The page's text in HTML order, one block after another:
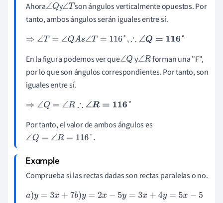
Ahora∠Qy∠Tson ángulos verticalmente opuestos. Por
tanto, ambos ángulos serán iguales entre sí.
⇒∠T=∠QAs∠T=116°,∴∠ Q=116°
En la figura podemos ver que∠Q y∠R forman una "F",
por lo que son ángulos correspondientes. Por tanto, son
iguales entre sí.
⇒∠Q=∠R∴∠R=116°
Por tanto, el valor de ambos ángulos es
∠Q=∠ R=116°.
Comprueba si las rectas dadas son rectas paralelas o no.
a)y= 3x+7b) y= 2x-5y=3x +4y =5 x-5